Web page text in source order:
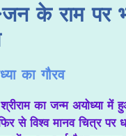
के राम पर
का गौरव
का जन्म अयोध्या
से विश्व मानव चित्र पर